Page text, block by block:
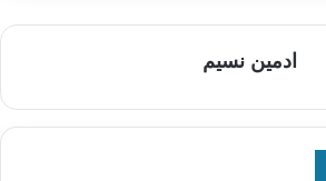
ادمین نسیم